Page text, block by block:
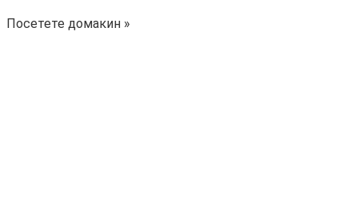
Посетете домакин »